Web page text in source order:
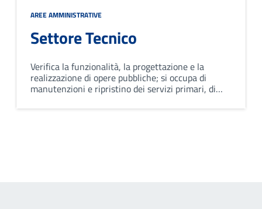
AREE AMMINISTRATIVE
Settore Tecnico
Verifica la funzionalità, la progettazione e la
realizzazione di opere pubbliche; si occupa di
manutenzioni e ripristino dei servizi primari, di
pratiche edilizie presentate da parte dei privati.